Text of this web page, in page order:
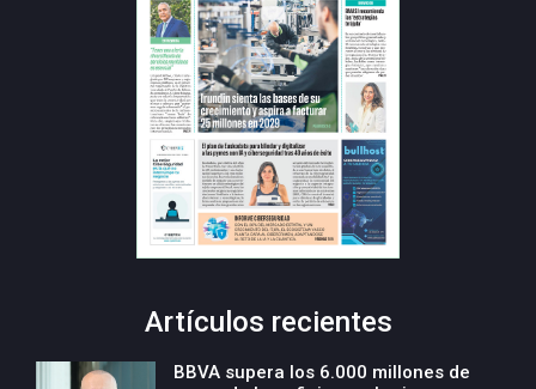
Artículos recientes
BBVA supera los 6.000 millones de